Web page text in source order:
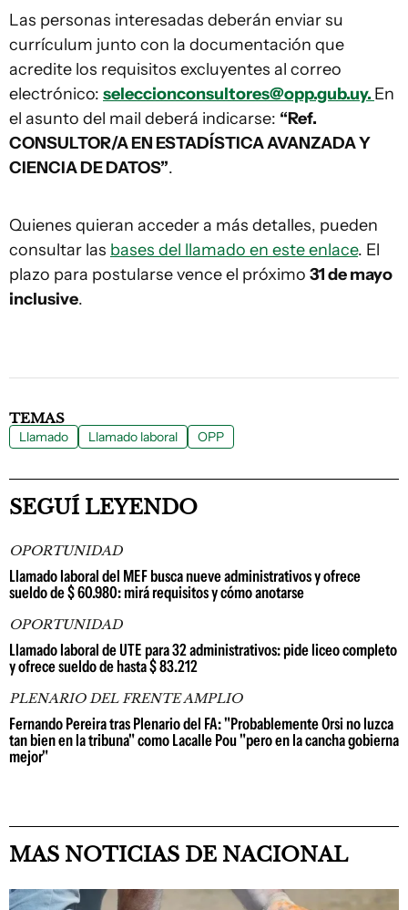
Las personas interesadas deberán enviar su
currículum junto con la documentación que
acredite los requisitos excluyentes al correo
electrónico: seleccionconsultores@opp.gub.uy. En
el asunto del mail deberá indicarse: “Ref.
CONSULTOR/A EN ESTADÍSTICA AVANZADA Y
CIENCIA DE DATOS”.
Quienes quieran acceder a más detalles, pueden
consultar las bases del llamado en este enlace. El
plazo para postularse vence el próximo 31 de mayo
inclusive.
TEMAS
Llamado Llamado laboral OPP
SEGUÍ LEYENDO
OPORTUNIDAD
Llamado laboral del MEF busca nueve administrativos y ofrece
sueldo de $ 60.980: mirá requisitos y cómo anotarse
OPORTUNIDAD
Llamado laboral de UTE para 32 administrativos: pide liceo completo
y ofrece sueldo de hasta $ 83.212
PLENARIO DEL FRENTE AMPLIO
Fernando Pereira tras Plenario del FA: "Probablemente Orsi no luzca
tan bien en la tribuna" como Lacalle Pou "pero en la cancha gobierna
mejor"
MAS NOTICIAS DE NACIONAL